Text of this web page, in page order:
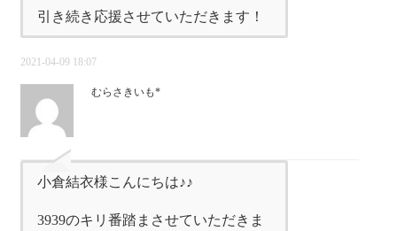
引き続き応援させていただきます！
2021-04-09 18:07
むらさきいも*
小倉結衣様こんにちは♪♪
3939のキリ番踏まさせていただきま